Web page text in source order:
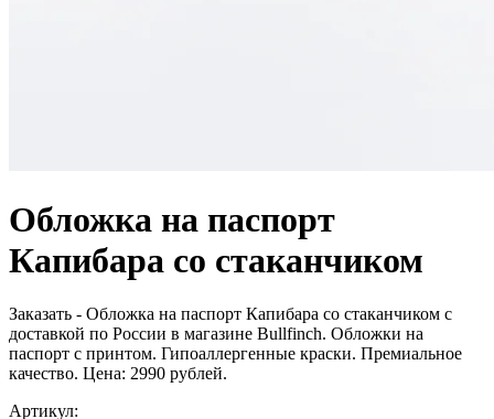
Обложка на паспорт
Капибара со стаканчиком
Заказать - Обложка на паспорт Капибара со стаканчиком с
доставкой по России в магазине Bullfinch. Обложки на
паспорт с принтом. Гипоаллергенные краски. Премиальное
качество. Цена: 2990 рублей.
Артикул: